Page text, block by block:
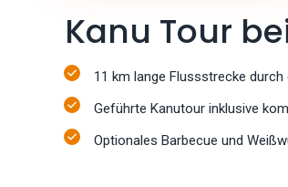
Kanu Tour
11 km lange Flussstrecke
Geführte Kanutour inklusive
Optionales Barbecue und